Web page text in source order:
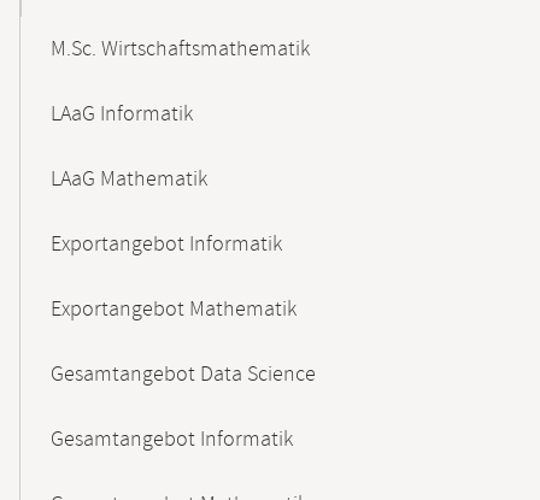
M.Sc. Wirtschaftsmathematik
LAaG Informatik
LAaG Mathematik
Exportangebot Informatik
Exportangebot Mathematik
Gesamtangebot Data Science
Gesamtangebot Informatik